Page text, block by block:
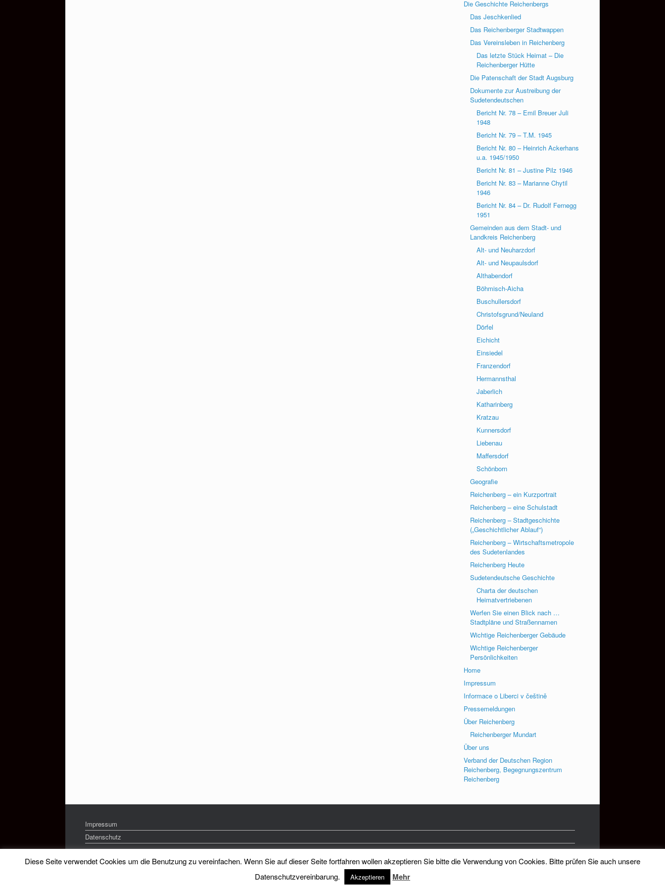
Die Geschichte Reichenbergs
Das Jeschkenlied
Das Reichenberger Stadtwappen
Das Vereinsleben in Reichenberg
Das letzte Stück Heimat – Die
Reichenberger Hütte
Die Patenschaft der Stadt Augsburg
Dokumente zur Austreibung der
Sudetendeutschen
Bericht Nr. 78 – Emil Breuer Juli
1948
Bericht Nr. 79 – T.M. 1945
Bericht Nr. 80 – Heinrich Ackerhans
u.a. 1945/1950
Bericht Nr. 81 – Justine Pilz 1946
Bericht Nr. 83 – Marianne Chytil
1946
Bericht Nr. 84 – Dr. Rudolf Fernegg
1951
Gemeinden aus dem Stadt- und
Landkreis Reichenberg
Alt- und Neuharzdorf
Alt- und Neupaulsdorf
Althabendorf
Böhmisch-Aicha
Buschullersdorf
Christofsgrund/Neuland
Dörfel
Eichicht
Einsiedel
Franzendorf
Hermannsthal
Jaberlich
Katharinberg
Kratzau
Kunnersdorf
Liebenau
Maffersdorf
Schönborn
Geografie
Reichenberg – ein Kurzportrait
Reichenberg – eine Schulstadt
Reichenberg – Stadtgeschichte
(„Geschichtlicher Ablauf“)
Reichenberg – Wirtschaftsmetropole
des Sudetenlandes
Reichenberg Heute
Sudetendeutsche Geschichte
Charta der deutschen
Heimatvertriebenen
Werfen Sie einen Blick nach …
Stadtpläne und Straßennamen
Wichtige Reichenberger Gebäude
Wichtige Reichenberger
Persönlichkeiten
Home
Impressum
Informace o Liberci v češtině
Pressemeldungen
Über Reichenberg
Reichenberger Mundart
Über uns
Verband der Deutschen Region
Reichenberg, Begegnungszentrum
Reichenberg
Impressum
Datenschutz
Heimatkreis Reichenberg Stadt und Land e.V. Theme bySiteOrigin
Diese Seite verwendet Cookies um die Benutzung zu vereinfachen. Wenn Sie auf dieser Seite fortfahren wollen akzeptieren Sie bitte die Verwendung von Cookies. Bitte prüfen Sie auch unsere
Datenschutzvereinbarung.
Akzeptieren Mehr